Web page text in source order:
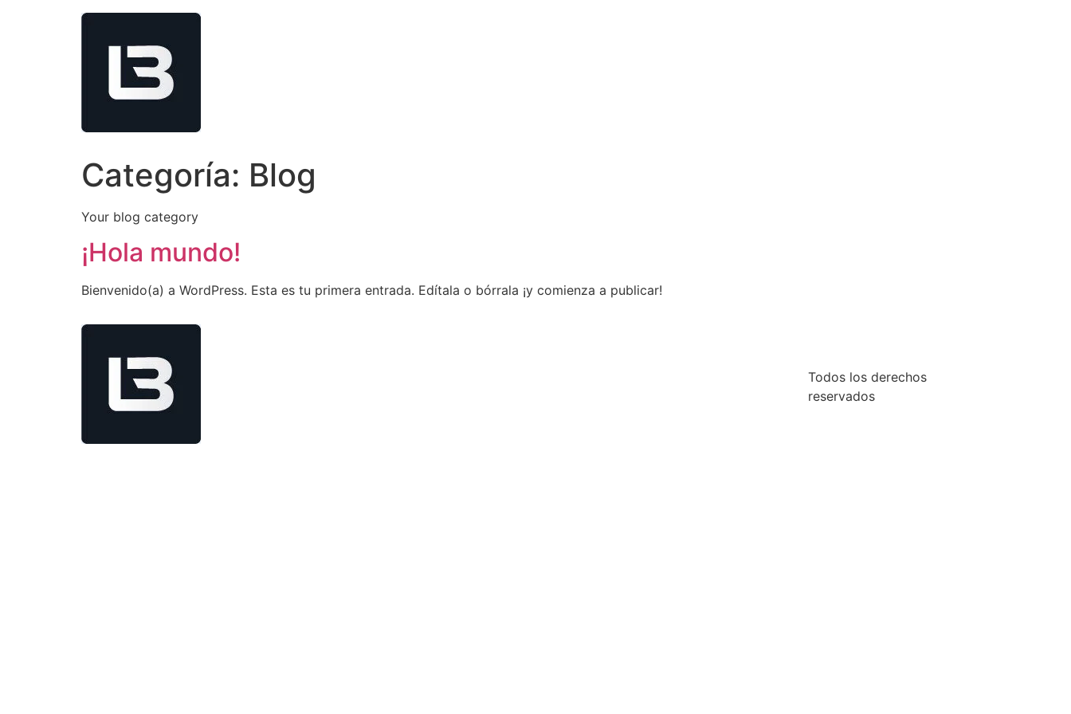
Categoría: Blog
Your blog category
¡Hola mundo!
Bienvenido(a) a WordPress. Esta es tu primera entrada. Edítala o bórrala ¡y comienza a publicar!
Todos los derechos
reservados